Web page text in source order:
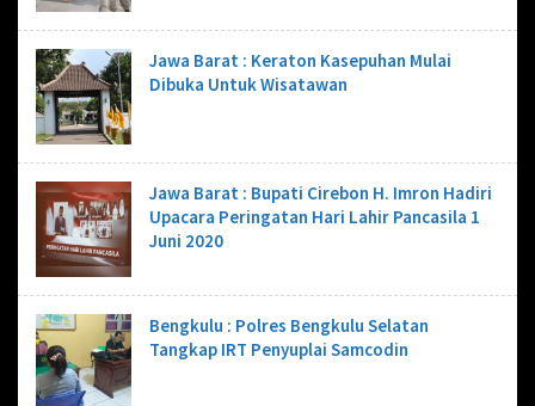
Jawa Barat : Keraton Kasepuhan Mulai
Dibuka Untuk Wisatawan
Jawa Barat : Bupati Cirebon H. Imron Hadiri
Upacara Peringatan Hari Lahir Pancasila 1
Juni 2020
Bengkulu : Polres Bengkulu Selatan
Tangkap IRT Penyuplai Samcodin